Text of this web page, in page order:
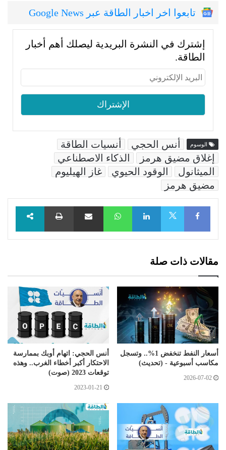
تابعوا اخر اخبار الطاقة عبر Google News
إشترك في النشرة البريدية ليصلك أهم أخبار
الطاقة.
الوسوم أنس الحجي
أنسيات الطاقة
إغلاق مضيق هرمز
الذكاء الاصطناعي
الميثانول
الوقود الحيوي
غاز الهيليوم
مضيق هرمز
Facebook
LinkedIn
WhatsAppمشاركة عبر البريد طباعة
مقالات ذات صلة
أسعار النفط تنخفض 1%.. وتسجل
مكاسب أسبوعية - (تحديث)
2026-07-02
أنس الحجي: اتهام أوبك بممارسة
الاحتكار أكبر أخطاء الغرب.. وهذه
توقعات 2023 (صوت)
2023-01-21